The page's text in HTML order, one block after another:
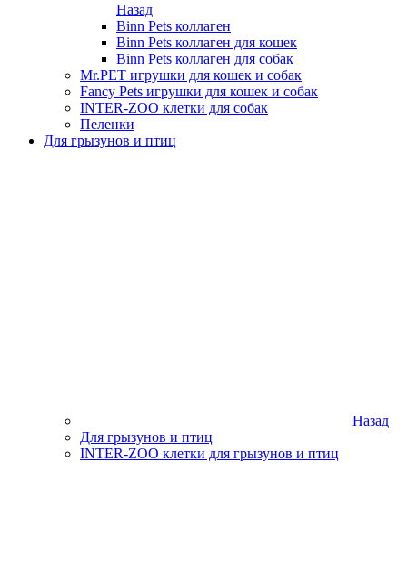
Назад
Binn Pets коллаген
Binn Pets коллаген для кошек
Binn Pets коллаген для собак
Mr.PET игрушки для кошек и собак
Fancy Pets игрушки для кошек и собак
INTER-ZOO клетки для собак
Пеленки
Для грызунов и птиц
Назад
Для грызунов и птиц
INTER-ZOO клетки для грызунов и птиц